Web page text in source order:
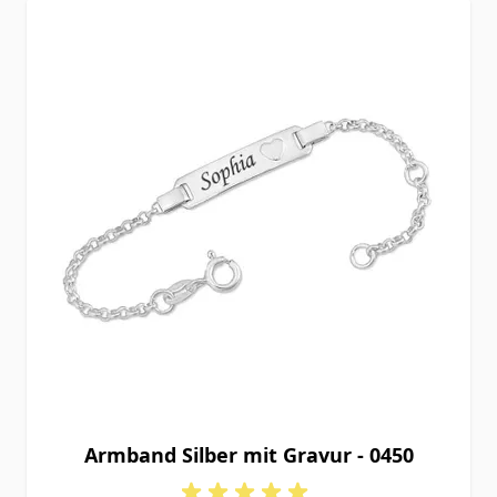
Armband Silber mit Gravur - 0450